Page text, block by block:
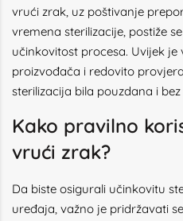
vrući zrak, uz poštivanje
vremena sterilizacije, postiže
učinkovitost procesa. Uvijek je
proizvođača i redovito
sterilizacija bila pouzdana i
Kako pravilno
vrući zrak?
Da biste osigurali učinkovitu
uređaja, važno je pridržavati